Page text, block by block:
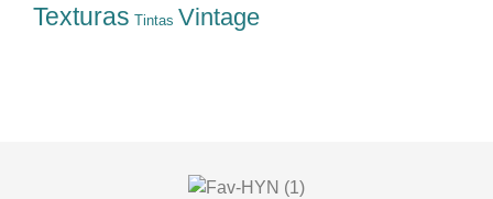
Texturas Tintas Vintage